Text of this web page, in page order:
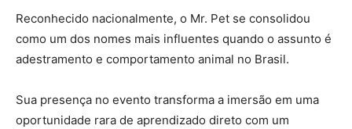
Reconhecido nacionalmente, o Mr. Pet se consolidou
como um dos nomes mais influentes quando o assunto é
adestramento e comportamento animal no Brasil.
Sua presença no evento transforma a imersão em uma
oportunidade rara de aprendizado direto com um